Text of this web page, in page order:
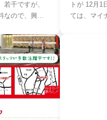
なので、興
トが 12月1日か
ては、マイ